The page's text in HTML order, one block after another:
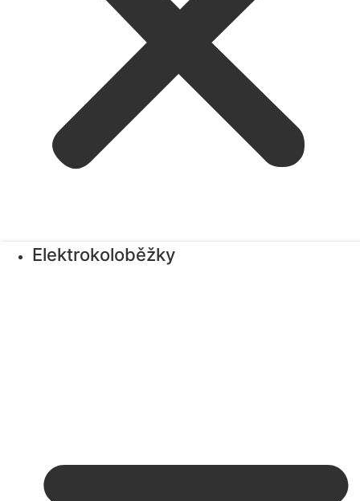
Elektrokoloběžky